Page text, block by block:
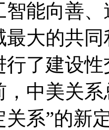
向善、
最大的共
行了建设
，中美关
系”的新